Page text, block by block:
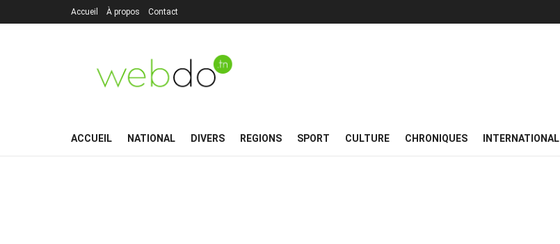
Accueil À propos Contact
ACCUEIL NATIONAL DIVERS REGIONS SPORT CULTURE CHRONIQUES INTERNATIONAL